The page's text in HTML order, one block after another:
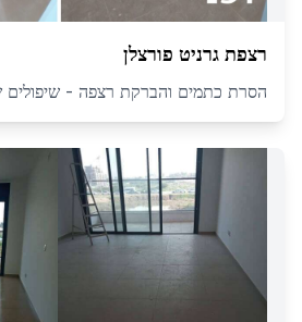
רצפת גרניט פורצלן
הסרת כתמים והברקת רצפה - שיפולים